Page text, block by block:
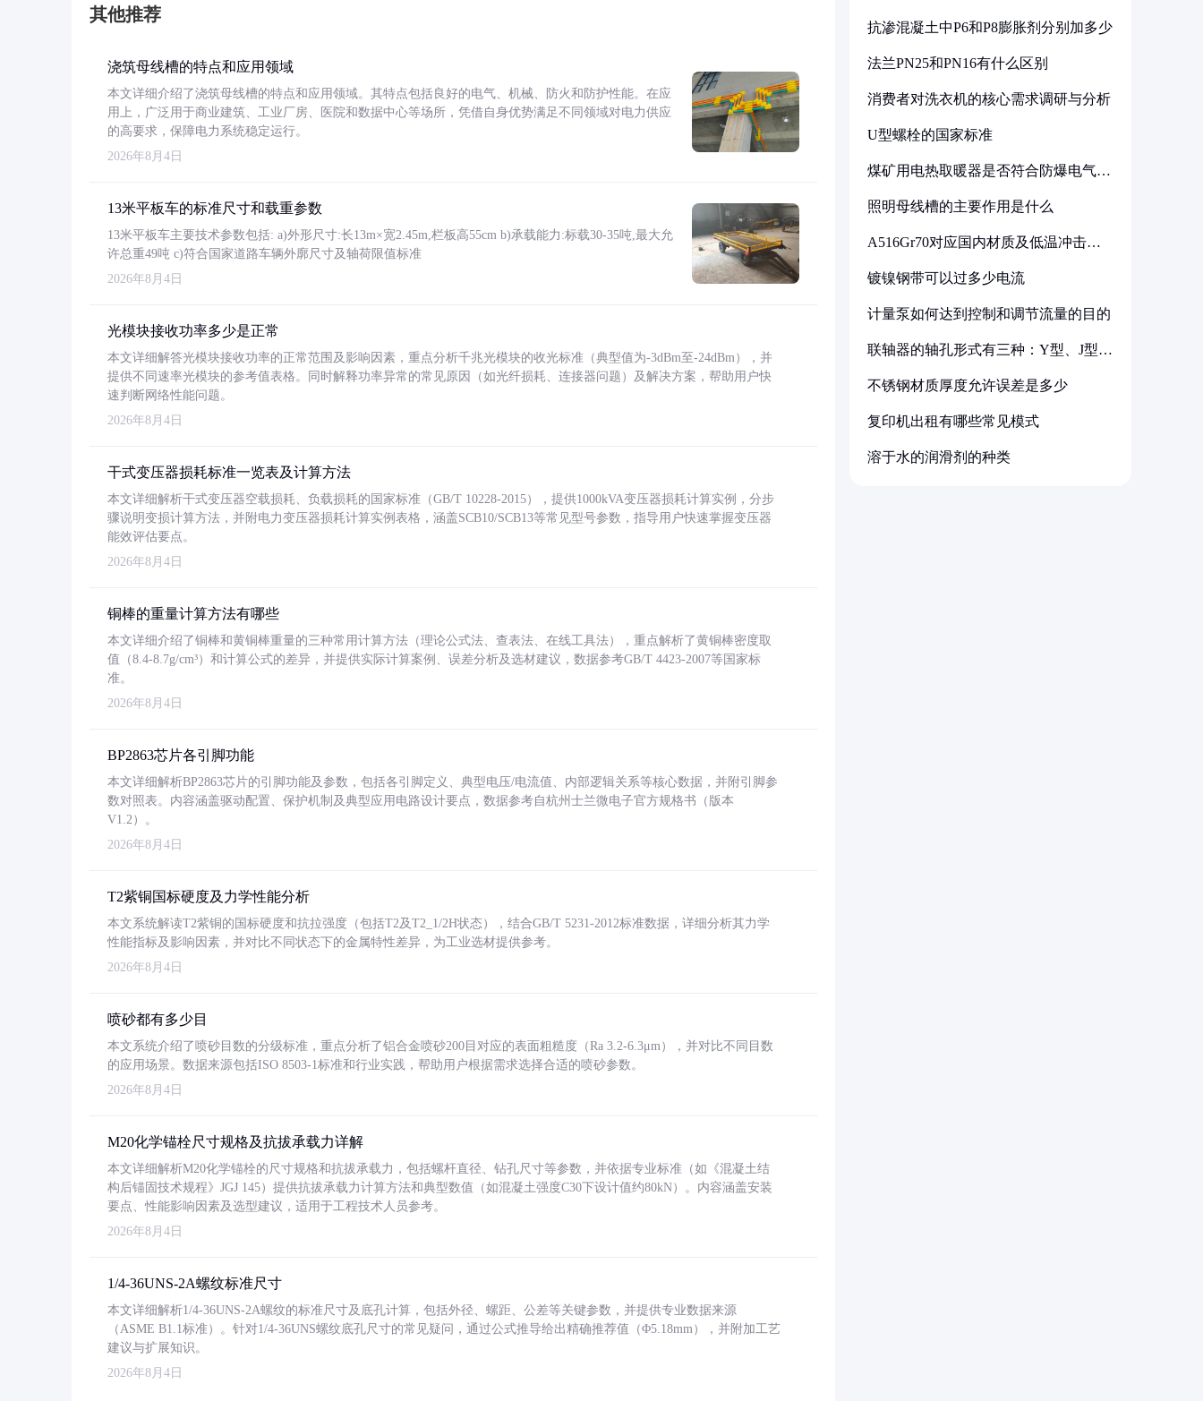
其他推荐
浇筑母线槽的特点和应用领域
本文详细介绍了浇筑母线槽的特点和应用领域。其特点包括良好的电气、机械、防火和防护性能。在应
用上，广泛用于商业建筑、工业厂房、医院和数据中心等场所，凭借自身优势满足不同领域对电力供应
的高要求，保障电力系统稳定运行。
2026年8月4日
13米平板车的标准尺寸和载重参数
13米平板车主要技术参数包括: a)外形尺寸:长13m×宽2.45m,栏板高55cm b)承载能力:标载30-35吨,最大允
许总重49吨 c)符合国家道路车辆外廓尺寸及轴荷限值标准
2026年8月4日
光模块接收功率多少是正常
本文详细解答光模块接收功率的正常范围及影响因素，重点分析千兆光模块的收光标准（典型值为-3dBm至-24dBm），并
提供不同速率光模块的参考值表格。同时解释功率异常的常见原因（如光纤损耗、连接器问题）及解决方案，帮助用户快
速判断网络性能问题。
2026年8月4日
干式变压器损耗标准一览表及计算方法
本文详细解析干式变压器空载损耗、负载损耗的国家标准（GB/T 10228-2015），提供1000kVA变压器损耗计算实例，分步
骤说明变损计算方法，并附电力变压器损耗计算实例表格，涵盖SCB10/SCB13等常见型号参数，指导用户快速掌握变压器
能效评估要点。
2026年8月4日
铜棒的重量计算方法有哪些
本文详细介绍了铜棒和黄铜棒重量的三种常用计算方法（理论公式法、查表法、在线工具法），重点解析了黄铜棒密度取
值（8.4-8.7g/cm³）和计算公式的差异，并提供实际计算案例、误差分析及选材建议，数据参考GB/T 4423-2007等国家标
准。
2026年8月4日
BP2863芯片各引脚功能
本文详细解析BP2863芯片的引脚功能及参数，包括各引脚定义、典型电压/电流值、内部逻辑关系等核心数据，并附引脚参
数对照表。内容涵盖驱动配置、保护机制及典型应用电路设计要点，数据参考自杭州士兰微电子官方规格书（版本
V1.2）。
2026年8月4日
T2紫铜国标硬度及力学性能分析
本文系统解读T2紫铜的国标硬度和抗拉强度（包括T2及T2_1/2H状态），结合GB/T 5231-2012标准数据，详细分析其力学
性能指标及影响因素，并对比不同状态下的金属特性差异，为工业选材提供参考。
2026年8月4日
喷砂都有多少目
本文系统介绍了喷砂目数的分级标准，重点分析了铝合金喷砂200目对应的表面粗糙度（Ra 3.2-6.3μm），并对比不同目数
的应用场景。数据来源包括ISO 8503-1标准和行业实践，帮助用户根据需求选择合适的喷砂参数。
2026年8月4日
M20化学锚栓尺寸规格及抗拔承载力详解
本文详细解析M20化学锚栓的尺寸规格和抗拔承载力，包括螺杆直径、钻孔尺寸等参数，并依据专业标准（如《混凝土结
构后锚固技术规程》JGJ 145）提供抗拔承载力计算方法和典型数值（如混凝土强度C30下设计值约80kN）。内容涵盖安装
要点、性能影响因素及选型建议，适用于工程技术人员参考。
2026年8月4日
1/4-36UNS-2A螺纹标准尺寸
本文详细解析1/4-36UNS-2A螺纹的标准尺寸及底孔计算，包括外径、螺距、公差等关键参数，并提供专业数据来源
（ASME B1.1标准）。针对1/4-36UNS螺纹底孔尺寸的常见疑问，通过公式推导给出精确推荐值（Φ5.18mm），并附加工艺
建议与扩展知识。
2026年8月4日
抗渗混凝土中P6和P8膨胀剂分别加多少
法兰PN25和PN16有什么区别
消费者对洗衣机的核心需求调研与分析
U型螺栓的国家标准
煤矿用电热取暖器是否符合防爆电气设
照明母线槽的主要作用是什么
A516Gr70对应国内材质及低温冲击要
镀镍钢带可以过多少电流
计量泵如何达到控制和调节流量的目的
联轴器的轴孔形式有三种：Y型、J型、
不锈钢材质厚度允许误差是多少
复印机出租有哪些常见模式
溶于水的润滑剂的种类